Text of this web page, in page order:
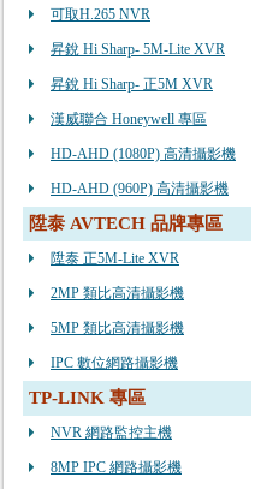
可取H.265 NVR
昇銳 Hi Sharp- 5M-Lite XVR
昇銳 Hi Sharp- 正5M XVR
漢威聯合 Honeywell 專區
HD-AHD (1080P) 高清攝影機
HD-AHD (960P) 高清攝影機
陞泰 AVTECH 品牌專區
陞泰 正5M-Lite XVR
2MP 類比高清攝影機
5MP 類比高清攝影機
IPC 數位網路攝影機
TP-LINK 專區
NVR 網路監控主機
8MP IPC 網路攝影機